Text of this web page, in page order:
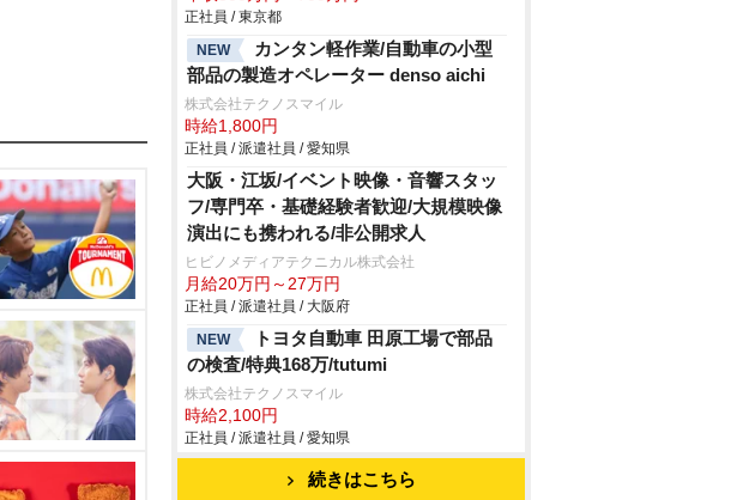
正社員 / 東京都
NEW
カンタン軽作業/自動車の小型
部品の製造オペレーター denso aichi
株式会社テクノスマイル
時給1,800円
正社員 / 派遣社員 / 愛知県
大阪・江坂/イベント映像・音響スタッ
フ/専門卒・基礎経験者歓迎/大規模映像
演出にも携われる/非公開求人
ヒビノメディアテクニカル株式会社
月給20万円～27万円
正社員 / 派遣社員 / 大阪府
NEW
トヨタ自動車 田原工場で部品
の検査/特典168万/tutumi
株式会社テクノスマイル
時給2,100円
正社員 / 派遣社員 / 愛知県
続きはこちら